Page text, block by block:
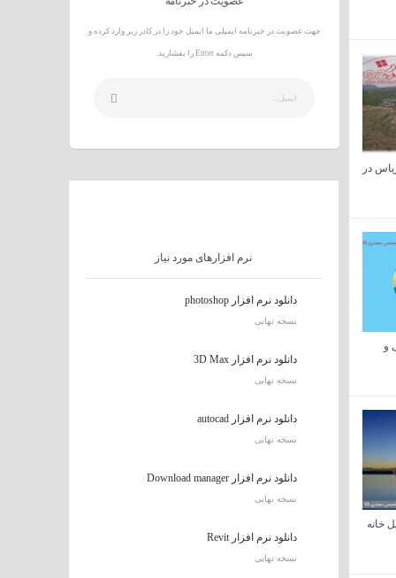
در
و
خانه
جهت عضویت در خبرنامه ایمیلی ما ایمیل خود را در کادر زیر وارد کرده و
سپس دکمه Enter را بفشارید.
نرم افزارهای مورد نیاز
دانلود نرم افزار photoshop
نسخه نهایی
دانلود نرم افزار 3D Max
نسخه نهایی
دانلود نرم افزار autocad
نسخه نهایی
دانلود نرم افزار Download manager
نسخه نهایی
دانلود نرم افزار Revit
نسخه نهایی